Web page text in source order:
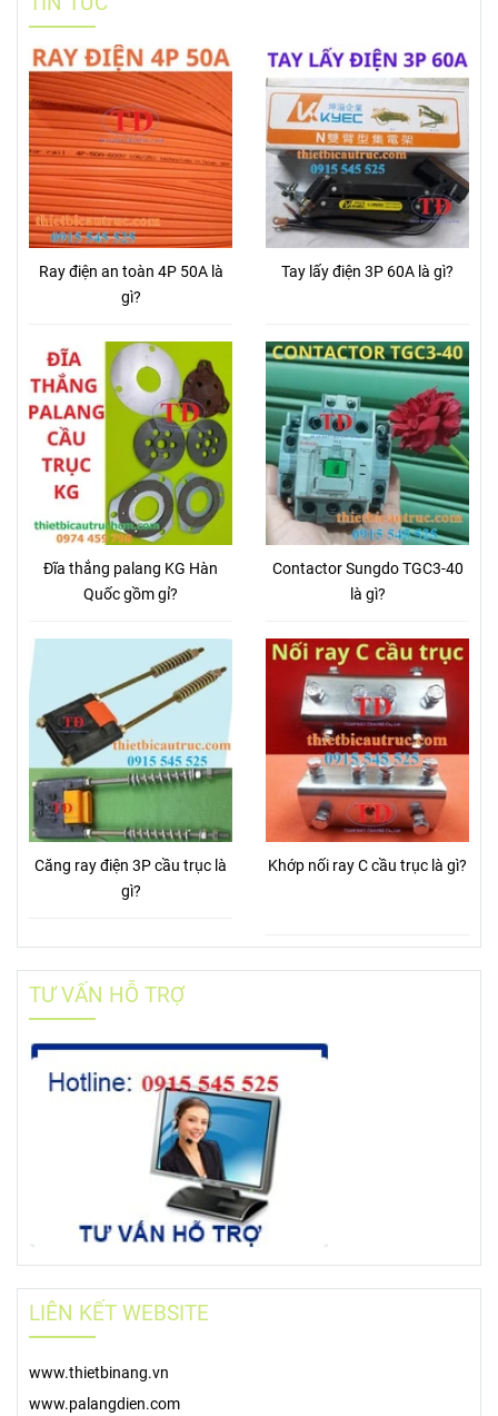
Ray điện an toàn 4P 50A là
gì?
Tay lấy điện 3P 60A là gì?
Đĩa thắng palang KG Hàn
Quốc gồm gỉ?
Contactor Sungdo TGC3-40
là gì?
Căng ray điện 3P cầu trục là
gì?
Khớp nối ray C cầu trục là gì?
TƯ VẤN HỖ TRỢ
LIÊN KẾT WEBSITE
www.thietbinang.vn
www.palangdien.com